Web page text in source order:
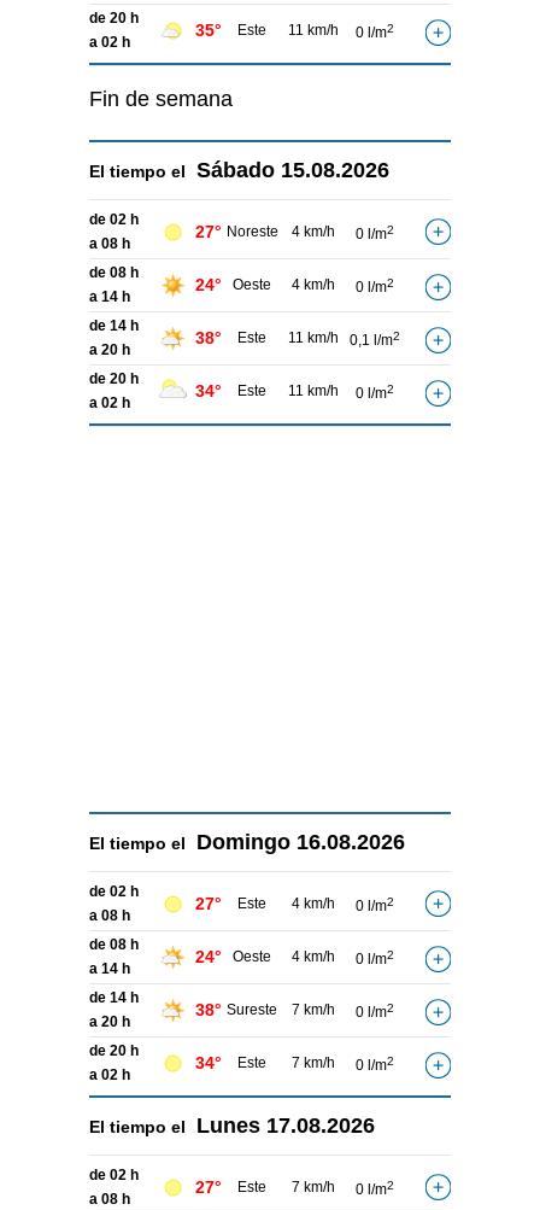
de 20 h
a 02 h
35° Este 11 km/h 0 l/m2
Fin de semana
El tiempo el Sábado 15.08.2026
de 02 h
a 08 h
27° Noreste 4 km/h 0 l/m2
de 08 h
a 14 h
24° Oeste 4 km/h 0 l/m2
de 14 h
a 20 h
38° Este 11 km/h 0,1 l/m2
de 20 h
a 02 h
34° Este 11 km/h 0 l/m2
El tiempo el Domingo 16.08.2026
de 02 h
a 08 h
27° Este 4 km/h 0 l/m2
de 08 h
a 14 h
24° Oeste 4 km/h 0 l/m2
de 14 h
a 20 h
38° Sureste 7 km/h 0 l/m2
de 20 h
a 02 h
34° Este 7 km/h 0 l/m2
El tiempo el Lunes 17.08.2026
de 02 h
a 08 h
27° Este 7 km/h 0 l/m2